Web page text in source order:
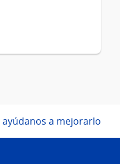
ayúdanos a mejorarlo